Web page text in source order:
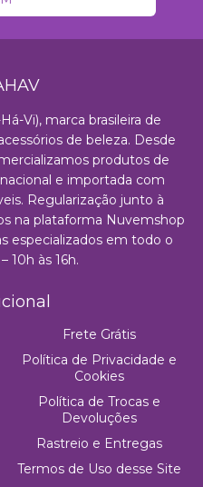
Vi), marca brasileira de
de beleza. Desde
produtos de
e importada com
Regularização junto à
na plataforma Nuvemshop
especializados em todo o
10h às 16h.
Frete Grátis
Política de Privacidade e
Cookies
Política de Trocas e
Devoluções
Rastreio e Entregas
Termos de Uso desse Site